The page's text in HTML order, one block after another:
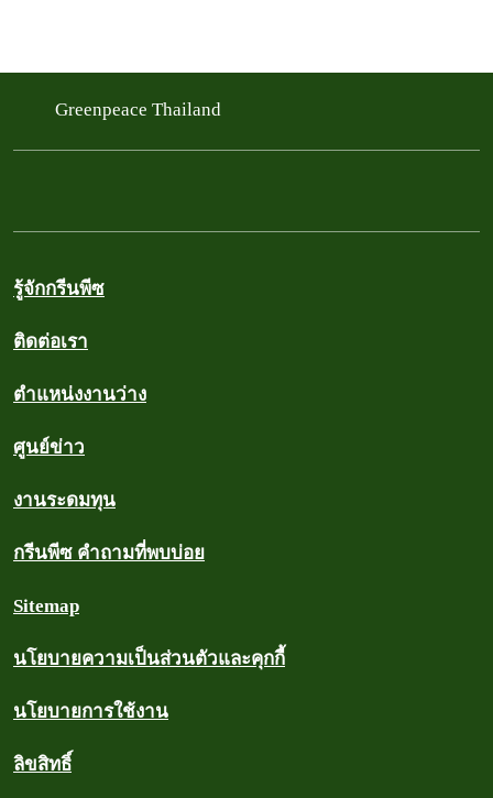
Greenpeace Thailand
รู้จักกรีนพีซ
ติดต่อเรา
ตำแหน่งงานว่าง
ศูนย์ข่าว
งานระดมทุน
กรีนพีซ คำถามที่พบบ่อย
Sitemap
นโยบายความเป็นส่วนตัวและคุกกี้
นโยบายการใช้งาน
ลิขสิทธิ์